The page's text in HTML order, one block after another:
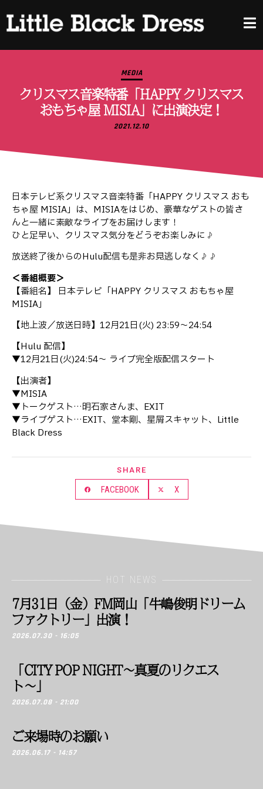
MEDIA
クリスマス音楽特番「HAPPY クリスマス
おもちゃ屋 MISIA」に出演決定！
2021.12.10
日本テレビ系クリスマス音楽特番「HAPPY クリスマス おも
ちゃ屋 MISIA」は、MISIAをはじめ、豪華なゲストの皆さ
んと一緒に素敵なライブをお届けします！
ひと足早い、クリスマス気分をどうぞお楽しみに♪
放送終了後からのHulu配信も是非お見逃しなく♪♪
＜番組概要＞
【番組名】 日本テレビ「HAPPY クリスマス おもちゃ屋
MISIA」
【地上波／放送日時】12月21日(火) 23:59〜24:54
【Hulu 配信】
▼12月21日(火)24:54〜 ライブ完全版配信スタート
【出演者】
▼MISIA
▼トークゲスト…明石家さんま、EXIT
▼ライブゲスト…EXIT、堂本剛、星屑スキャット、Little
Black Dress
SHARE
FACEBOOK X
HOT NEWS
7月31日（金）FM岡山「牛嶋俊明ドリーム
ファクトリー」出演！
2026.07.30 - 16:05
「CITY POP NIGHT〜真夏のリクエス
ト〜」
2026.07.08 - 21:00
ご来場時のお願い
2026.06.17 - 14:57